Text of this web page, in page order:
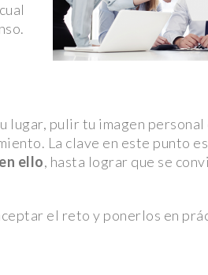
Reto
en un
UDLAP
único
en el
lugar, pulir tu imagen
La clave en este punto es
ello, hasta lograr que se
el reto y ponerlos en